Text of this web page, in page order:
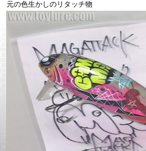
元の色生かしのリタッチ物